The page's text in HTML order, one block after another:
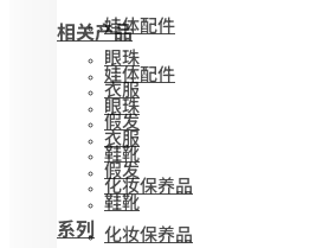
相关产品
娃体配件
眼珠
衣服
假发
鞋靴
化妆保养品
娃体配件
眼珠
衣服
假发
鞋靴
化妆保养品
系列